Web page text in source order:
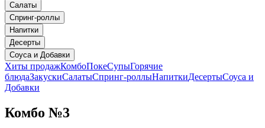
Салаты
Спринг-роллы
Напитки
Десерты
Соуса и Добавки
Хиты продажКомбоПокеСупыГорячие
блюдаЗакускиСалатыСпринг-роллыНапиткиДесертыСоуса и
Добавки
Комбо №3